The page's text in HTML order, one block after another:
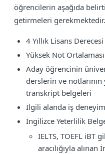
öğrencilerin aşağıda
getirmeleri gerekmektedir.
4 Yıllık Lisans
Yüksek Not Ortalaması
Aday öğrencinin
derslerin ve
transkript belgeleri
İlgili alanda iş
İngilizce Yeterlilik
IELTS, TOEFL iBT
aracılığıyla